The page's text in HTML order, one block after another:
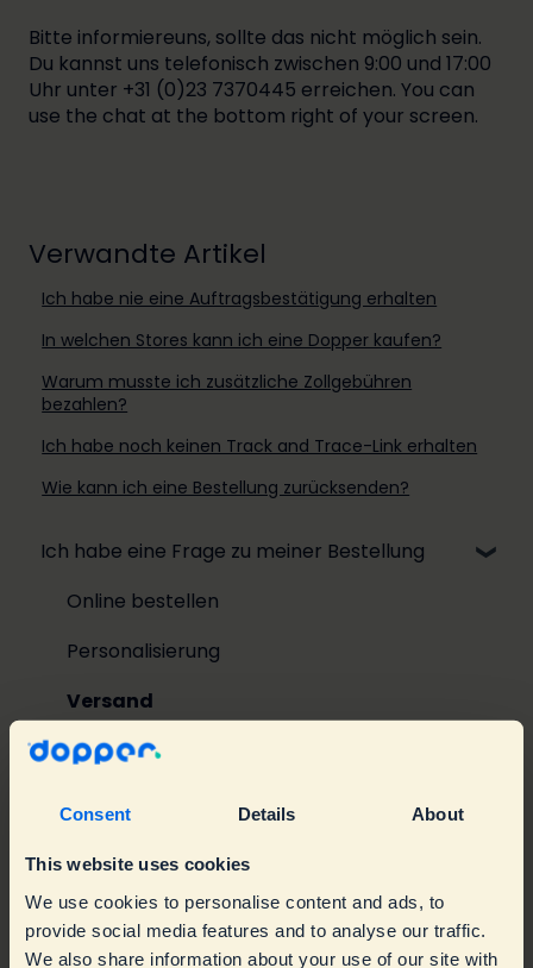
Consent Details About
This website uses cookies
We use cookies to personalise content and ads, to
provide social media features and to analyse our traffic.
We also share information about your use of our site with
Bitte informiereuns, sollte das nicht möglich sein.
Du kannst uns telefonisch zwischen 9:00 und 17:00
Uhr unter +31 (0)23 7370445 erreichen. You can
use the chat at the bottom right of your screen.
Verwandte Artikel
Ich habe nie eine Auftragsbestätigung erhalten
In welchen Stores kann ich eine Dopper kaufen?
Warum musste ich zusätzliche Zollgebühren
bezahlen?
Ich habe noch keinen Track and Trace-Link erhalten
Wie kann ich eine Bestellung zurücksenden?
Ich habe eine Frage zu meiner Bestellung
Online bestellen
Personalisierung
Versand
Reklamationen & Garantie
Usage
Nachhaltigkeit
Mit meinen Dopper stimmt etwas nicht
Troubleshooting
Über Geschäftskunde